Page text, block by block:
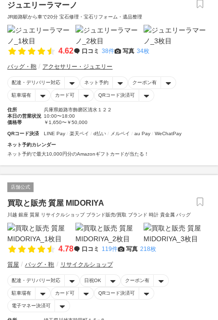
ジュエリーラマーノ
JR姫路駅から車で20分 宝石修理・宝石リフォーム・遺品整理
4.62 口コミ 38件 写真 34枚
バッグ・鞄 アクセサリー・ジュエリー
配達・デリバリー対応 ネット予約 クーポン有
駐車場有 カード可 QRコード決済可
住所
兵庫県姫路市飾磨区清水１２２
本日の営業状況 10:00〜18:00
価格帯
￥1,650〜￥50,000
QRコード決済 LINE Pay 楽天ペイ d払い メルペイ au Pay WeChatPay
ネット予約カレンダー
ネット予約で最大10,000円分のAmazonギフトカードが当たる！
店舗公式
買取と販売 質屋 MIDORIYA
川越 銀座 質屋 リサイクルショップ ブランド販売/買取 ブランド 時計 貴金属 バッグ
4.78 口コミ 119件 写真 218枚
質屋 バッグ・鞄 リサイクルショップ
配達・デリバリー対応 日祝OK クーポン有
駐車場有 カード可 QRコード決済可
電子マネー決済可